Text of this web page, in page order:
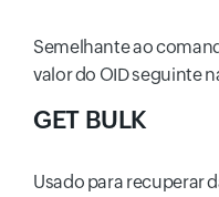
Semelhante ao
valor do OID seguinte
GET BULK
Usado para recuperar